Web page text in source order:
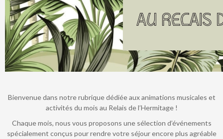
Bienvenue dans notre rubrique dédiée aux animations musicales et
activités du mois au Relais de l’Hermitage !
Chaque mois, nous vous proposons une sélection d’événements
spécialement conçus pour rendre votre séjour encore plus agréable